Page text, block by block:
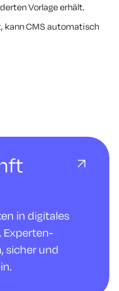
Vorlage erhält.
kann CMS automatisch
in digitales
Experten-
sicher und